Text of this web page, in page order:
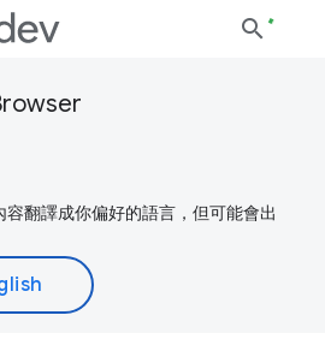
翻譯成你偏好的語言，但可能會出